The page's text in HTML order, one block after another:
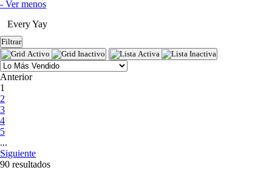
- Ver menos
Every Yay
Filtrar
Anterior
1
2
3
4
5
...
Siguiente
90 resultados